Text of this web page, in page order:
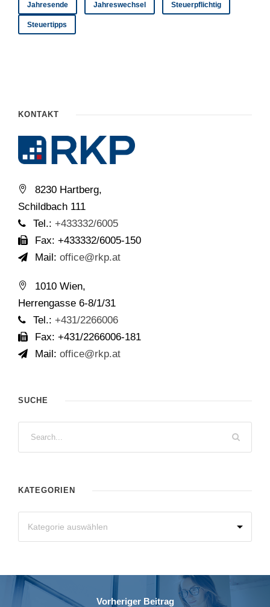
Jahresende Jahreswechsel Steuerpflichtig
Steuertipps
KONTAKT
8230 Hartberg,
Schildbach 111
Tel.: +433332/6005
Fax: +433332/6005-150
Mail: office@rkp.at
1010 Wien,
Herrengasse 6-8/1/31
Tel.: +431/2266006
Fax: +431/2266006-181
Mail: office@rkp.at
SUCHE
KATEGORIEN
Vorheriger Beitrag